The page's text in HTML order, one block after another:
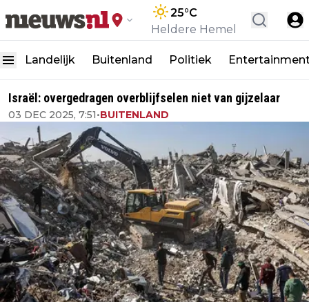
25°C
Heldere Hemel
Landelijk Buitenland Politiek
Israël: overgedragen overblijfselen niet van gijzelaar
03 DEC 2025, 7:51•BUITENLAND